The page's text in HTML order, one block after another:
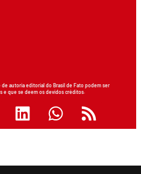
autoria editorial do Brasil de Fato podem ser
e que se deem os devidos créditos.